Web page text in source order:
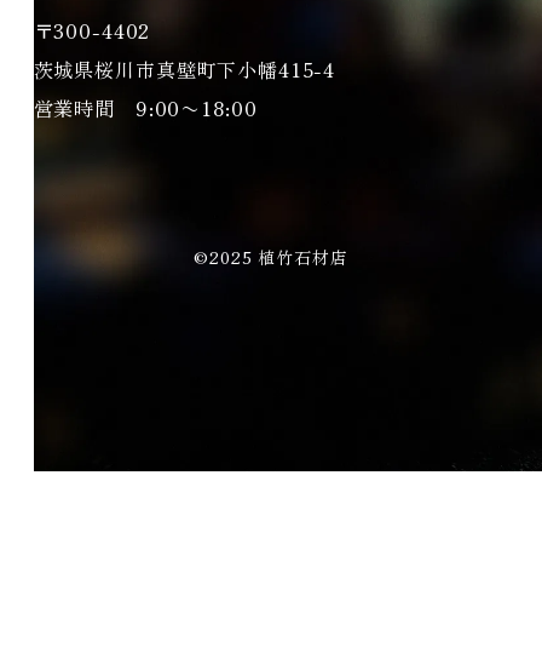
〒300-4402
茨城県桜川市真壁町下小幡415-4
営業時間 9:00〜18:00
©2025 植竹石材店